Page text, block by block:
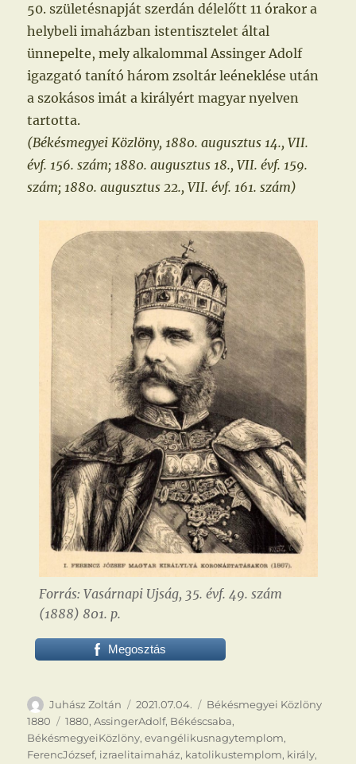
50. születésnapját szerdán délelőtt 11 órakor a
helybeli imaházban istentisztelet által
ünnepelte, mely alkalommal Assinger Adolf
igazgató tanító három zsoltár leéneklése után
a szokásos imát a királyért magyar nyelven
tartotta.
(Békésmegyei Közlöny, 1880. augusztus 14., VII.
évf. 156. szám; 1880. augusztus 18., VII. évf. 159.
szám; 1880. augusztus 22., VII. évf. 161. szám)
Forrás: Vasárnapi Ujság, 35. évf. 49. szám
(1888) 801. p.
Megosztás
Szerző
Juhász Zoltán Közzétéve
2021.07.04. Kategória
Békésmegyei Közlöny
1880
Címke
1880,AssingerAdolf, Békéscsaba,
BékésmegyeiKözlöny,evangélikusnagytemplom,
FerencJózsef, izraelitaimaház, katolikustemplom, király,